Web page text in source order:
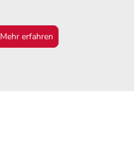
Mehr erfahren